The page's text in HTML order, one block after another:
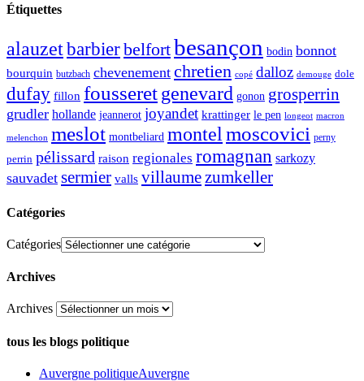
Étiquettes
alauzetbarbierbelfortbesançon bodin bonnot
bourquin butzbach chevenement chretien copé dalloz demouge dole
dufay fillon fousseretgenevard gonon grosperrin
grudler hollande jeannerot joyandet krattinger le pen longeot macron
melenchon meslot montbeliard montelmoscovici perny
perrin pélissard raison regionales romagnan sarkozy
sauvadet sermier valls villaumezumkeller
Catégories
Catégories
Archives
Archives
tous les blogs politique
Auvergne politiqueAuvergne